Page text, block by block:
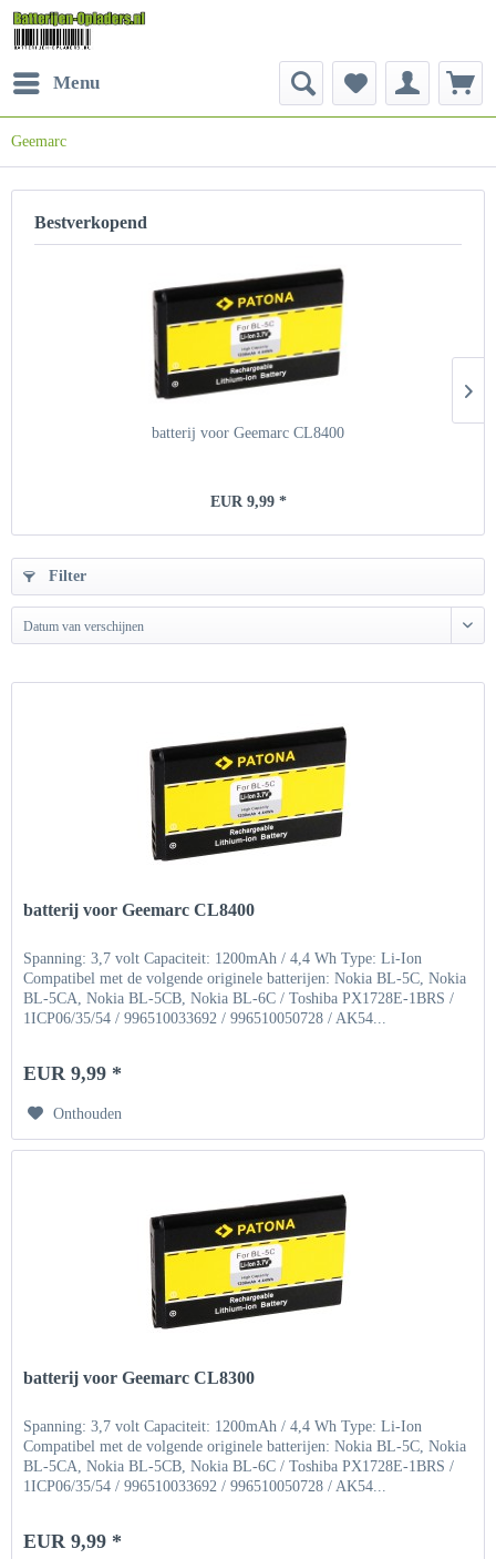
Menu
Geemarc
Bestverkopend
batterij voor Geemarc CL8400
EUR 9,99 *
Filter
Datum van verschijnen
batterij voor Geemarc CL8400
Spanning: 3,7 volt Capaciteit: 1200mAh / 4,4 Wh Type: Li-Ion
Compatibel met de volgende originele batterijen: Nokia BL-5C, Nokia
BL-5CA, Nokia BL-5CB, Nokia BL-6C / Toshiba PX1728E-1BRS /
1ICP06/35/54 / 996510033692 / 996510050728 / AK54...
EUR 9,99 *
Onthouden
batterij voor Geemarc CL8300
Spanning: 3,7 volt Capaciteit: 1200mAh / 4,4 Wh Type: Li-Ion
Compatibel met de volgende originele batterijen: Nokia BL-5C, Nokia
BL-5CA, Nokia BL-5CB, Nokia BL-6C / Toshiba PX1728E-1BRS /
1ICP06/35/54 / 996510033692 / 996510050728 / AK54...
EUR 9,99 *